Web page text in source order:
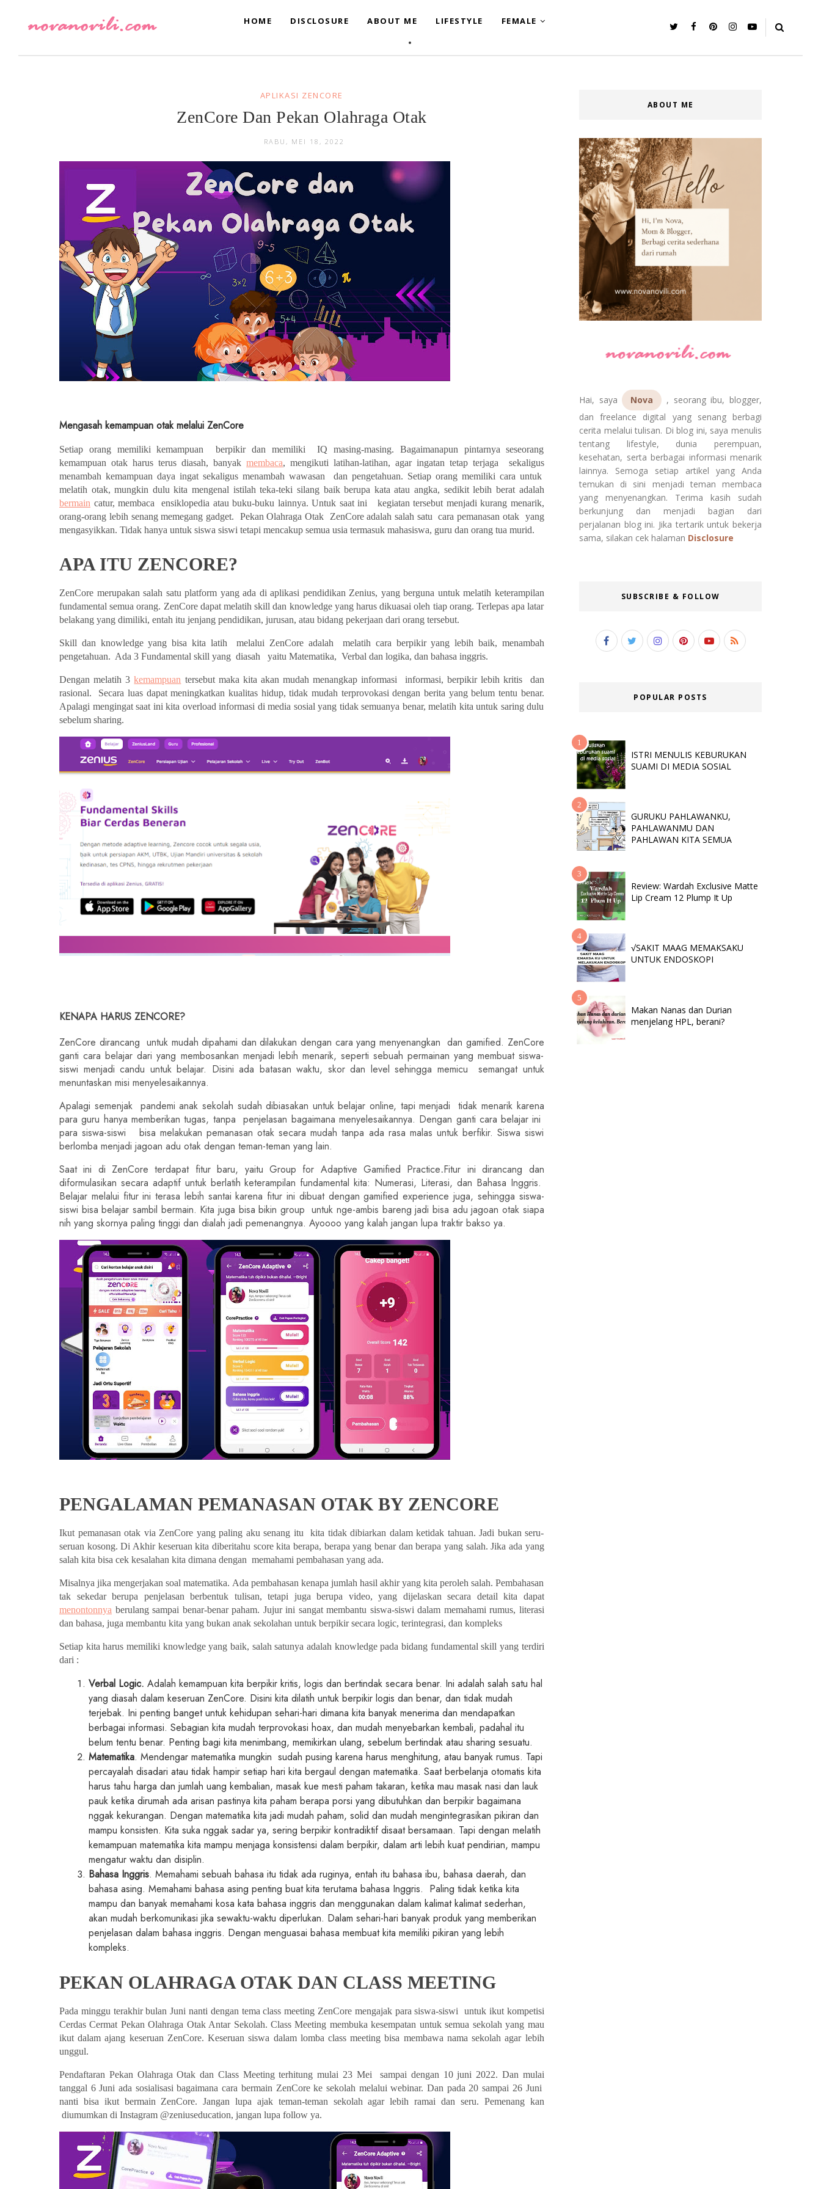
HOME DISCLOSURE ABOUT ME LIFESTYLE FEMALE
APLIKASI ZENCORE
ZenCore Dan Pekan Olahraga Otak
RABU, MEI 18, 2022
Mengasah kemampuan otak melalui ZenCore
Setiap orang memiliki kemampuan  berpikir dan memiliki  IQ masing-masing. Bagaimanapun pintarnya seseorang
kemampuan otak harus terus diasah, banyak membaca, mengikuti latihan-latihan, agar ingatan tetap terjaga  sekaligus
menambah kemampuan daya ingat sekaligus menambah wawasan  dan pengetahuan. Setiap orang memiliki cara untuk
bermain catur, membaca  ensiklopedia atau buku-buku lainnya. Untuk saat ini   kegiatan tersebut menjadi kurang menarik,
orang-orang lebih senang memegang gadget.  Pekan Olahraga Otak  ZenCore adalah salah satu  cara pemanasan otak  yang
mengasyikkan. Tidak hanya untuk siswa siswi tetapi mencakup semua usia termasuk mahasiswa, guru dan orang tua murid.
APA ITU ZENCORE?
ZenCore merupakan salah satu platform yang ada di aplikasi pendidikan Zenius, yang berguna untuk melatih keterampilan
fundamental semua orang. ZenCore dapat melatih skill dan knowledge yang harus dikuasai oleh tiap orang. Terlepas apa latar
belakang yang dimiliki, entah itu jenjang pendidikan, jurusan, atau bidang pekerjaan dari orang tersebut.
Skill dan knowledge yang bisa kita latih  melalui ZenCore adalah  melatih cara berpikir yang lebih baik, menambah
pengetahuan.  Ada 3 Fundamental skill yang  diasah   yaitu Matematika,  Verbal dan logika, dan bahasa inggris.
Dengan melatih 3 kemampuan tersebut maka kita akan mudah menangkap informasi  informasi, berpikir lebih kritis  dan
rasional.  Secara luas dapat meningkatkan kualitas hidup, tidak mudah terprovokasi dengan berita yang belum tentu benar.
Apalagi mengingat saat ini kita overload informasi di media sosial yang tidak semuanya benar, melatih kita untuk saring dulu
sebelum sharing.
KENAPA HARUS ZENCORE?
ZenCore dirancang  untuk mudah dipahami dan dilakukan dengan cara yang menyenangkan  dan gamified. ZenCore
ganti cara belajar dari yang membosankan menjadi lebih menarik, seperti sebuah permainan yang membuat siswa-
siswi menjadi candu untuk belajar. Disini ada batasan waktu, skor dan level sehingga memicu  semangat untuk
menuntaskan misi menyelesaikannya.
Apalagi semenjak  pandemi anak sekolah sudah dibiasakan untuk belajar online, tapi menjadi  tidak menarik karena
para guru hanya memberikan tugas, tanpa  penjelasan bagaimana menyelesaikannya. Dengan ganti cara belajar ini
para siswa-siswi   bisa melakukan pemanasan otak secara mudah tanpa ada rasa malas untuk berfikir. Siswa siswi
berlomba menjadi jagoan adu otak dengan teman-teman yang lain.
Saat ini di ZenCore terdapat fitur baru, yaitu Group for Adaptive Gamified Practice.Fitur ini dirancang dan
diformulasikan secara adaptif untuk berlatih keterampilan fundamental kita: Numerasi, Literasi, dan Bahasa Inggris.
Belajar melalui fitur ini terasa lebih santai karena fitur ini dibuat dengan gamified experience juga, sehingga siswa-
siswi bisa belajar sambil bermain. Kita juga bisa bikin group  untuk nge-ambis bareng jadi bisa adu jagoan otak siapa
nih yang skornya paling tinggi dan dialah jadi pemenangnya. Ayoooo yang kalah jangan lupa traktir bakso ya.
PENGALAMAN PEMANASAN OTAK BY ZENCORE
Ikut pemanasan otak via ZenCore yang paling aku senang itu  kita tidak dibiarkan dalam ketidak tahuan. Jadi bukan seru-
seruan kosong. Di Akhir keseruan kita diberitahu score kita berapa, berapa yang benar dan berapa yang salah. Jika ada yang
salah kita bisa cek kesalahan kita dimana dengan  memahami pembahasan yang ada.
Misalnya jika mengerjakan soal matematika. Ada pembahasan kenapa jumlah hasil akhir yang kita peroleh salah. Pembahasan
tak sekedar berupa penjelasan berbentuk tulisan, tetapi juga berupa video, yang dijelaskan secara detail kita dapat
menontonnya berulang sampai benar-benar paham. Jujur ini sangat membantu siswa-siswi dalam memahami rumus, literasi
dan bahasa, juga membantu kita yang bukan anak sekolahan untuk berpikir secara logic, terintegrasi, dan kompleks
Setiap kita harus memiliki knowledge yang baik, salah satunya adalah knowledge pada bidang fundamental skill yang terdiri
dari :
Verbal Logic. Adalah kemampuan kita berpikir kritis, logis dan bertindak secara benar. Ini adalah salah satu hal
yang diasah dalam keseruan ZenCore. Disini kita dilatih untuk berpikir logis dan benar, dan tidak mudah
terjebak. Ini penting banget untuk kehidupan sehari-hari dimana kita banyak menerima dan mendapatkan
berbagai informasi. Sebagian kita mudah terprovokasi hoax, dan mudah menyebarkan kembali, padahal itu
belum tentu benar. Penting bagi kita menimbang, memikirkan ulang, sebelum bertindak atau sharing sesuatu.
Matematika. Mendengar matematika mungkin sudah pusing karena harus menghitung, atau banyak rumus. Tapi
percayalah disadari atau tidak hampir setiap hari kita bergaul dengan matematika. Saat berbelanja otomatis kita
harus tahu harga dan jumlah uang kembalian, masak kue mesti paham takaran, ketika mau masak nasi dan lauk
pauk ketika dirumah ada arisan pastinya kita paham berapa porsi yang dibutuhkan dan berpikir bagaimana
nggak kekurangan. Dengan matematika kita jadi mudah paham, solid dan mudah mengintegrasikan pikiran dan
mampu konsisten. Kita suka nggak sadar ya, sering berpikir kontradiktif disaat bersamaan. Tapi dengan melatih
kemampuan matematika kita mampu menjaga konsistensi dalam berpikir, dalam arti lebih kuat pendirian, mampu
mengatur waktu dan disiplin.
Bahasa Inggris. Memahami sebuah bahasa itu tidak ada ruginya, entah itu bahasa ibu, bahasa daerah, dan
bahasa asing. Memahami bahasa asing penting buat kita terutama bahasa Inggris. Paling tidak ketika kita
mampu dan banyak memahami kosa kata bahasa inggris dan menggunakan dalam kalimat kalimat sederhan,
akan mudah berkomunikasi jika sewaktu-waktu diperlukan. Dalam sehari-hari banyak produk yang memberikan
penjelasan dalam bahasa inggris. Dengan menguasai bahasa membuat kita memiliki pikiran yang lebih
kompleks.
PEKAN OLAHRAGA OTAK DAN CLASS MEETING
Pada minggu terakhir bulan Juni nanti dengan tema class meeting ZenCore mengajak para siswa-siswi  untuk ikut kompetisi
Cerdas Cermat Pekan Olahraga Otak Antar Sekolah. Class Meeting membuka kesempatan untuk semua sekolah yang mau
ikut dalam ajang keseruan ZenCore. Keseruan siswa dalam lomba class meeting bisa membawa nama sekolah agar lebih
unggul.
Pendaftaran Pekan Olahraga Otak dan Class Meeting terhitung mulai 23 Mei  sampai dengan 10 juni 2022. Dan mulai
tanggal 6 Juni ada sosialisasi bagaimana cara bermain ZenCore ke sekolah melalui webinar. Dan pada 20 sampai 26 Juni
diumumkan di Instagram @zeniuseducation, jangan lupa follow ya.
ABOUT ME
Hai, saya Nova
, seorang ibu, blogger,
dan freelance digital yang senang berbagi
cerita melalui tulisan. Di blog ini, saya menulis
tentang lifestyle, dunia perempuan,
kesehatan, serta berbagai informasi menarik
lainnya. Semoga setiap artikel yang Anda
temukan di sini menjadi teman membaca
yang menyenangkan. Terima kasih sudah
berkunjung dan menjadi bagian dari
perjalanan blog ini. Jika tertarik untuk bekerja
sama, silakan cek halaman Disclosure
SUBSCRIBE & FOLLOW
POPULAR POSTS
ISTRI MENULIS KEBURUKAN
SUAMI DI MEDIA SOSIAL
GURUKU PAHLAWANKU,
PAHLAWANMU DAN
PAHLAWAN KITA SEMUA
Review: Wardah Exclusive Matte
Lip Cream 12 Plump It Up
√SAKIT MAAG MEMAKSAKU
UNTUK ENDOSKOPI
Makan Nanas dan Durian
menjelang HPL, berani?